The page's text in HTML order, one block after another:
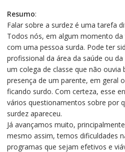
Resumo:
Falar sobre a surdez é uma tarefa
Todos nós, em algum momento
com uma pessoa surda. Pode ter
profissional da área da saúde ou
um colega de classe que não ouvia
presença de um parente, em geral
ficando surdo. Com certeza, esse
vários questionamentos sobre por
surdez apareceu.
Já avançamos muito,
mesmo assim, temos dificuldades
programas que sejam efetivos e